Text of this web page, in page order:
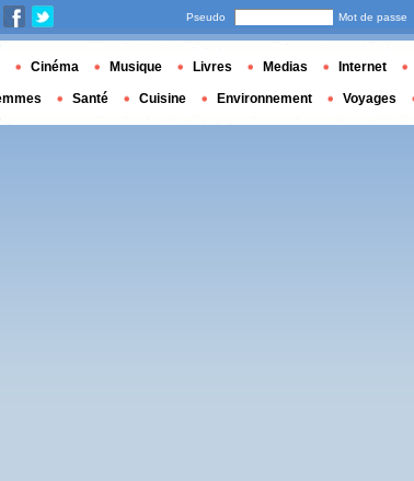
Pseudo Mot de passe
Cinéma Musique Livres Medias Internet
Santé Cuisine Environnement Voyages